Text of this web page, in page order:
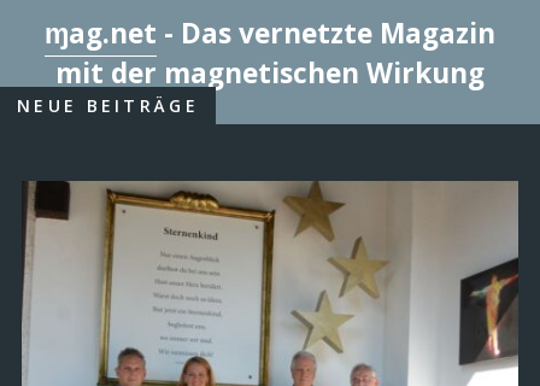
ɱag.net - Das vernetzte Magazin
mit der magnetischen Wirkung
NEUE BEITRÄGE